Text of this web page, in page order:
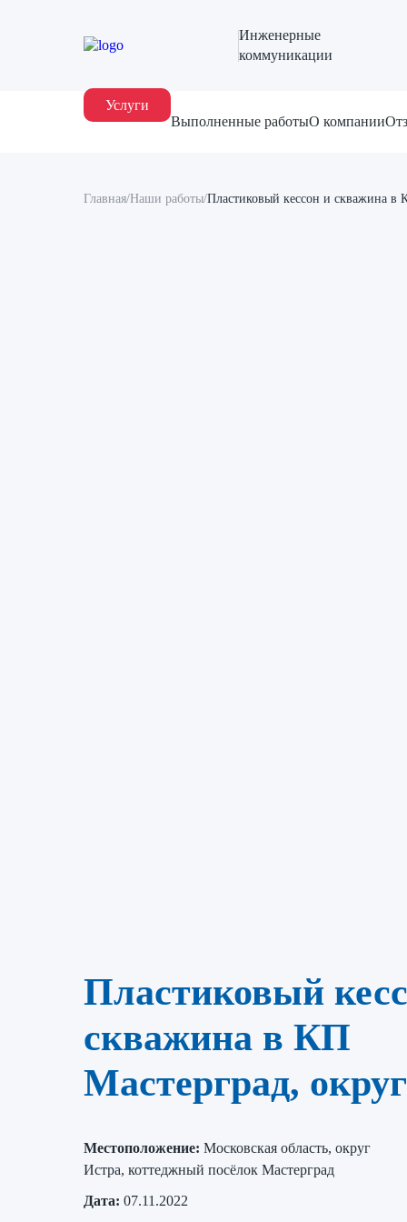
Инженерные
коммуникации
Услуги
Выполненные работыО компании
Главная/Наши работы/Пластиковый кессон и скважина в
Пластиковый
скважина в КП
Мастерград,
Местоположение: Московская область, округ
Истра, коттеджный посёлок Мастерград
Дата: 07.11.2022